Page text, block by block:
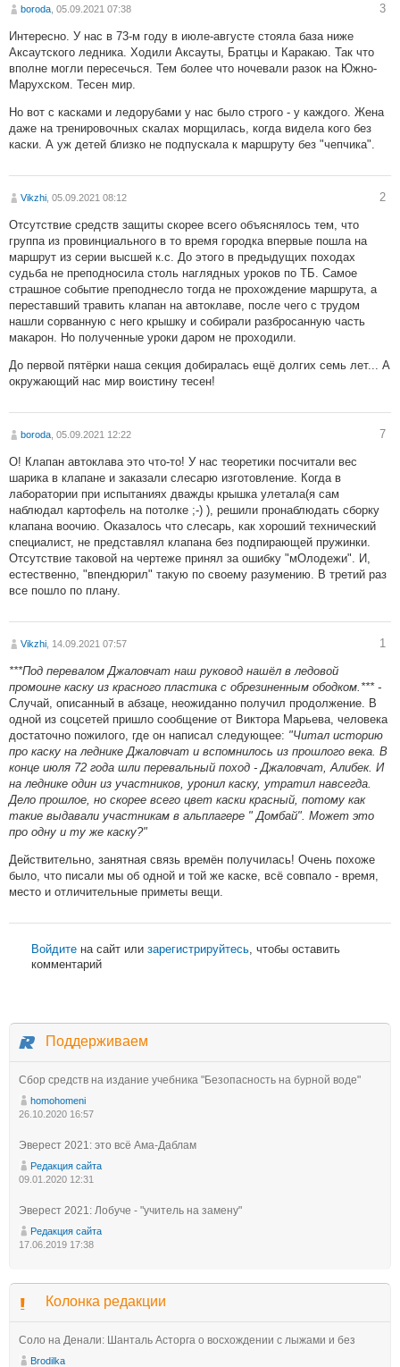
boroda , 05.09.2021 07:38 3
Интересно. У нас в 73-м году в июле-августе стояла база ниже
Аксаутского ледника. Ходили Аксауты, Братцы и Каракаю. Так что
вполне могли пересечься. Тем более что ночевали разок на Южно-
Марухском. Тесен мир.
Но вот с касками и ледорубами у нас было строго - у каждого. Жена
даже на тренировочных скалах морщилась, когда видела кого без
каски. А уж детей близко не подпускала к маршруту без "чепчика".
Vikzhi , 05.09.2021 08:12 2
Отсутствие средств защиты скорее всего объяснялось тем, что
группа из провинциального в то время городка впервые пошла на
маршрут из серии высшей к.с. До этого в предыдущих походах
судьба не преподносила столь наглядных уроков по ТБ. Самое
страшное событие преподнесло тогда не прохождение маршрута, а
переставший травить клапан на автоклаве, после чего с трудом
нашли сорванную с него крышку и собирали разбросанную часть
макарон. Но полученные уроки даром не проходили.
До первой пятёрки наша секция добиралась ещё долгих семь лет... А
окружающий нас мир воистину тесен!
boroda , 05.09.2021 12:22 7
О! Клапан автоклава это что-то! У нас теоретики посчитали вес
шарика в клапане и заказали слесарю изготовление. Когда в
лаборатории при испытаниях дважды крышка улетала(я сам
наблюдал картофель на потолке ;-) ), решили пронаблюдать сборку
клапана воочию. Оказалось что слесарь, как хороший технический
специалист, не представлял клапана без подпирающей пружинки.
Отсутствие таковой на чертеже принял за ошибку "мОлодежи". И,
естественно, "впендюрил" такую по своему разумению. В третий раз
все пошло по плану.
Vikzhi , 14.09.2021 07:57 1
***Под перевалом Джаловчат наш руковод нашёл в ледовой
промоине каску из красного пластика с обрезиненным ободком.*** -
Случай, описанный в абзаце, неожиданно получил продолжение. В
одной из соцсетей пришло сообщение от Виктора Марьева, человека
достаточно пожилого, где он написал следующее: "Читал историю
про каску на леднике Джаловчат и вспомнилось из прошлого века. В
конце июля 72 года шли перевальный поход - Джаловчат, Алибек. И
на леднике один из участников, уронил каску, утратил навсегда.
Дело прошлое, но скорее всего цвет каски красный, потому как
такие выдавали участникам в альплагере " Домбай". Может это
про одну и ту же каску?"
Действительно, занятная связь времён получилась! Очень похоже
было, что писали мы об одной и той же каске, всё совпало - время,
место и отличительные приметы вещи.
Войдите на сайт или зарегистрируйтесь , чтобы оставить
комментарий
Поддерживаем
Сбор средств на издание учебника "Безопасность на бурной воде"
homohomeni
26.10.2020 16:57
Эверест 2021: это всё Ама-Даблам
Редакция сайта
09.01.2020 12:31
Эверест 2021: Лобуче - "учитель на замену"
Редакция сайта
17.06.2019 17:38
Колонка редакции
Соло на Денали: Шанталь Асторга о восхождении с лыжами и без
Brodilka